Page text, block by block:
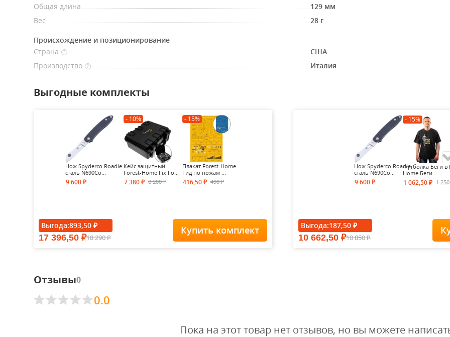
Общая длина
129 мм
Вес
28 г
Происхождение и позиционирование
Страна
?
США
Производство
? Италия
Выгодные комплекты
Нож Spyderco Roadie
cталь N690Co...
9 600 ₽
- 10%
Кейс защитный
Forest-Home Fix Fo...
7 380₽ 8 200₽
- 15%
Плакат Forest-Home
Гид по ножам ...
416,50 ₽ 490₽
Выгода:893,50 ₽
17 396,50 ₽18 290₽
Купить комплект
Нож Spyderco Roadie
cталь N690Co...
9 600 ₽
- 15%
Футболка Беги в
Home Беги...
1 062,50 ₽ 1
Футболка Forest-
Выгода:187,50 ₽
10 662,50 ₽10 850₽
Отзывы0
0.0
Пока на этот товар нет отзывов, но вы можете